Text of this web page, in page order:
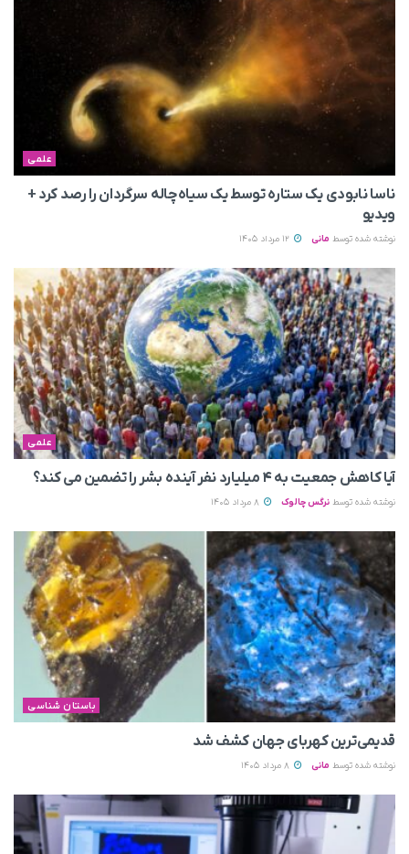
علمی
ناسا نابودی یک ستاره توسط یک سیاه‌چاله سرگردان را رصد کرد +
ویدیو
نوشته شده توسط مانی
علمی
آیا کاهش جمعیت به ۴ میلیارد نفر آینده بشر را تضمین می‌ کند؟
نوشته شده توسط نرگس چالوک
باستان شناسی
قدیمی‌ترین کهربای جهان کشف شد
نوشته شده توسط مانی